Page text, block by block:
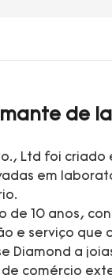
de
Ltd foi
em
de 10 anos,
e serviço que
Diamond a
comércio